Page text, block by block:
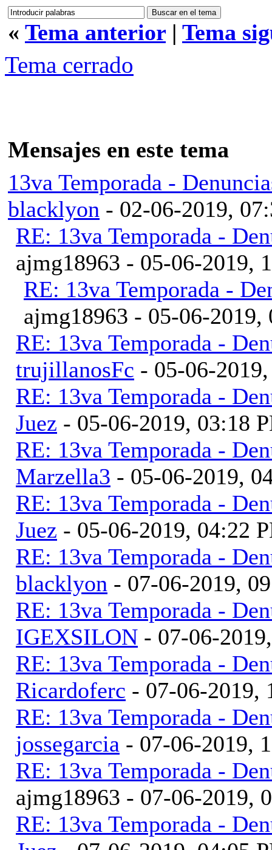
« Tema anterior | Tema
Tema cerrado
Mensajes en este tema
13va Temporada -
blacklyon - 02-06-2019,
RE: 13va Temporada -
ajmg18963 - 05-06-2019,
RE: 13va Temporada -
ajmg18963 - 05-06-
RE: 13va Temporada -
trujillanosFc - 05-06-
RE: 13va Temporada -
Juez - 05-06-2019, 03:18
RE: 13va Temporada -
Marzella3 - 05-06-2019,
RE: 13va Temporada -
Juez - 05-06-2019, 04:22
RE: 13va Temporada -
blacklyon - 07-06-2019,
RE: 13va Temporada -
IGEXSILON - 07-06-
RE: 13va Temporada -
Ricardoferc - 07-06-2019,
RE: 13va Temporada -
jossegarcia - 07-06-2019,
RE: 13va Temporada -
ajmg18963 - 07-06-2019,
RE: 13va Temporada -